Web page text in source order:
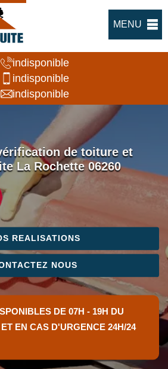
MENU
indisponible
indisponible
indisponible
de toiture et
La Rochette 06260
REALISATIONS
NOUS
DE 07H - 19H DU
EN CAS D'URGENCE 24H/24